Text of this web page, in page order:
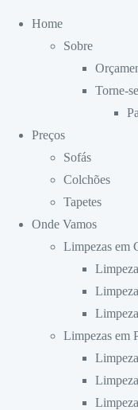
Home
Sobre
Torne-
Preços
Sofás
Colchões
Tapetes
Onde Vamos
Limpezas em
Limpezas em